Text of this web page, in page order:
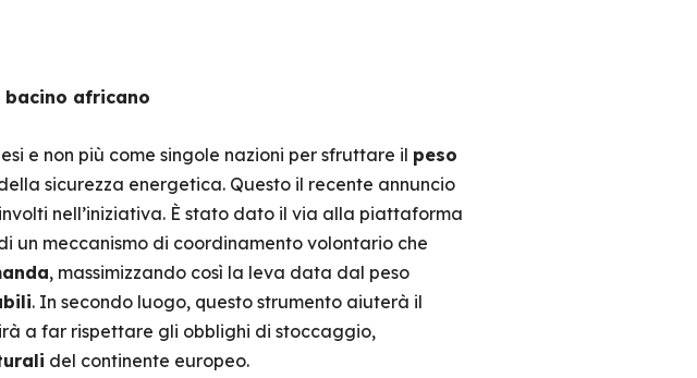
bacino africano
e non più come singole nazioni per sfruttare il peso
sicurezza energetica. Questo il recente annuncio
nell’iniziativa. È stato dato il via alla piattaforma
un meccanismo di coordinamento volontario che
, massimizzando così la leva data dal peso
. In secondo luogo, questo strumento aiuterà il
a far rispettare gli obblighi di stoccaggio,
del continente europeo.